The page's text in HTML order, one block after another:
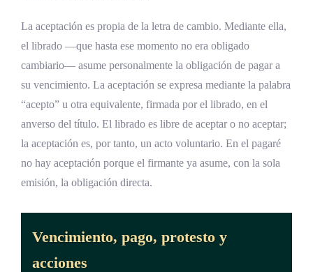
La aceptación es propia de la letra de cambio. Mediante ella,
el librado —que hasta ese momento no era obligado
cambiario— asume personalmente la obligación de pagar a
su vencimiento. La aceptación se expresa mediante la palabra
“acepto” u otra equivalente, firmada por el librado, en el
anverso del título. El librado es libre de aceptar o no aceptar;
la aceptación es, por tanto, un acto voluntario. En el pagaré
no hay aceptación porque el firmante ya asume, con la sola
emisión, la obligación directa.
Vencimiento, pago, protesto y
acciones